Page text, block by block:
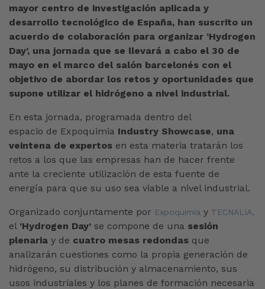
mayor centro de investigación aplicada y
desarrollo tecnológico de España, han suscrito un
acuerdo de colaboración para organizar ‘Hydrogen
Day’, una jornada que se llevará a cabo el 30 de
mayo en el marco del salón barcelonés con el
objetivo de abordar los retos y oportunidades que
supone utilizar el hidrógeno a nivel industrial.
En esta jornada, programada dentro del
espacio de Expoquimia Industry Showcase, una
veintena de expertos en esta materia tratarán los
retos a los que las empresas han de hacer frente
ante la creciente utilización de esta fuente de
energía para que su uso sea viable a nivel industrial.
Organizado conjuntamente por Expoquimia y TECNALIA,
el ‘Hydrogen Day’ se compone de una sesión
plenaria y de cuatro mesas redondas que
analizarán cuestiones como la propia generación de
hidrógeno, su distribución y almacenamiento, sus
usos industriales y los planes de formación necesaria